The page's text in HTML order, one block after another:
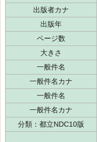
出版者カナ
出版年
ページ数
大きさ
一般件名
一般件名カナ
一般件名
一般件名カナ
分類：都立NDC10版